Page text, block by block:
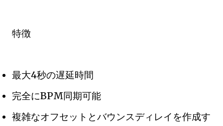
特徴
最大4秒の遅延時間
完全にBPM同期可能
複雑なオフセットとバウンスディレイを作成す